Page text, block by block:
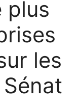
plus
les